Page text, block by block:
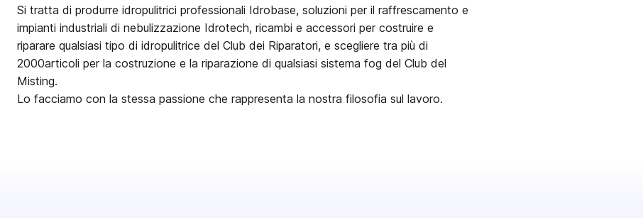
Si tratta di produrre idropulitrici professionali Idrobase, soluzioni per il raffrescamento e
impianti industriali di nebulizzazione Idrotech, ricambi e accessori per costruire e
riparare qualsiasi tipo di idropulitrice del Club dei Riparatori, e scegliere tra più di
2000articoli per la costruzione e la riparazione di qualsiasi sistema fog del Club del
Misting.
Lo facciamo con la stessa passione che rappresenta la nostra filosofia sul lavoro.